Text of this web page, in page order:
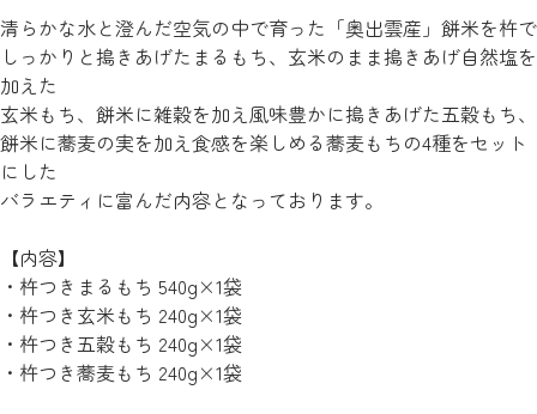
清らかな水と澄んだ空気の中で育った「奥出雲産」餅米を杵で
しっかりと搗きあげたまるもち、玄米のまま搗きあげ自然塩を
加えた
玄米もち、餅米に雑穀を加え風味豊かに搗きあげた五穀もち、
餅米に蕎麦の実を加え食感を楽しめる蕎麦もちの4種をセット
にした
バラエティに富んだ内容となっております。
【内容】
・杵つきまるもち 540g×1袋
・杵つき玄米もち 240g×1袋
・杵つき五穀もち 240g×1袋
・杵つき蕎麦もち 240g×1袋